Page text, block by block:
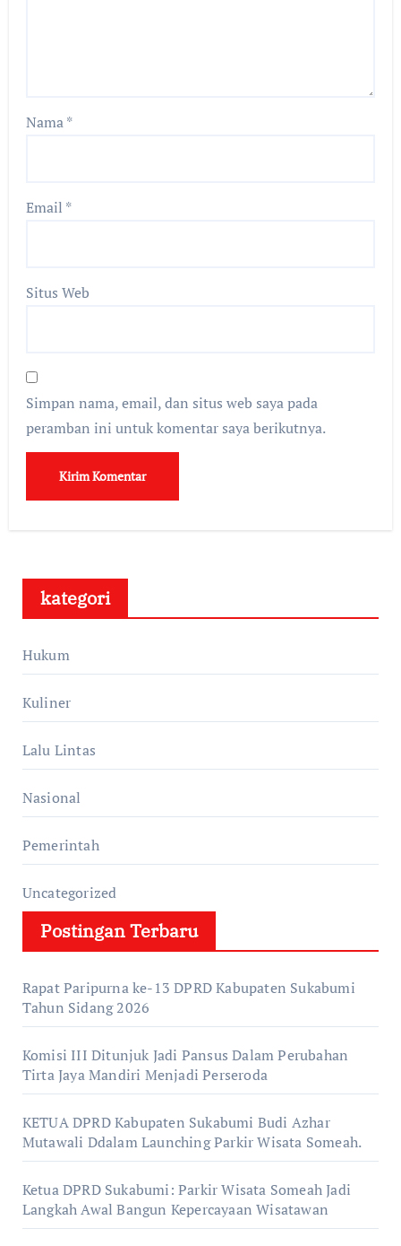
Nama*
Email *
Situs Web
Simpan nama, email, dan situs web saya pada
peramban ini untuk komentar saya berikutnya.
kategori
Hukum
Kuliner
Lalu Lintas
Nasional
Pemerintah
Uncategorized
Postingan Terbaru
Rapat Paripurna ke-13 DPRD Kabupaten Sukabumi
Tahun Sidang 2026
Komisi III Ditunjuk Jadi Pansus Dalam Perubahan
Tirta Jaya Mandiri Menjadi Perseroda
KETUA DPRD Kabupaten Sukabumi Budi Azhar
Mutawali Ddalam Launching Parkir Wisata Someah.
Ketua DPRD Sukabumi: Parkir Wisata Someah Jadi
Langkah Awal Bangun Kepercayaan Wisatawan